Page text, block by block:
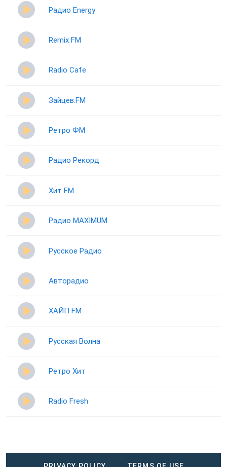
Радио Energy
Remix FM
Radio Cafe
Зайцев.FM
Ретро ФМ
Радио Рекорд
Хит FM
Радио MAXIMUM
Русское Радио
Авторадио
ХАЙП FM
Русская Волна
Ретро Хит
Radio Fresh